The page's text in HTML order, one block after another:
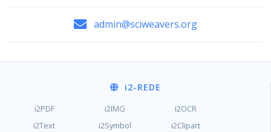
admin@sciweavers.org
i2-REDE
i2PDF i2IMG
i2OCR
i2Text
i2Symbol
i2Clipart